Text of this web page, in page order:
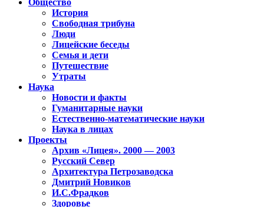
Общество
История
Свободная трибуна
Люди
Лицейские беседы
Семья и дети
Путешествие
Утраты
Наука
Новости и факты
Гуманитарные науки
Естественно-математические науки
Наука в лицах
Проекты
Архив «Лицея». 2000 — 2003
Русский Север
Архитектура Петрозаводска
Дмитрий Новиков
И.С.Фрадков
Здоровье